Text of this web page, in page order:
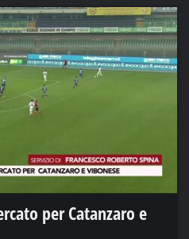
per Catanzaro e